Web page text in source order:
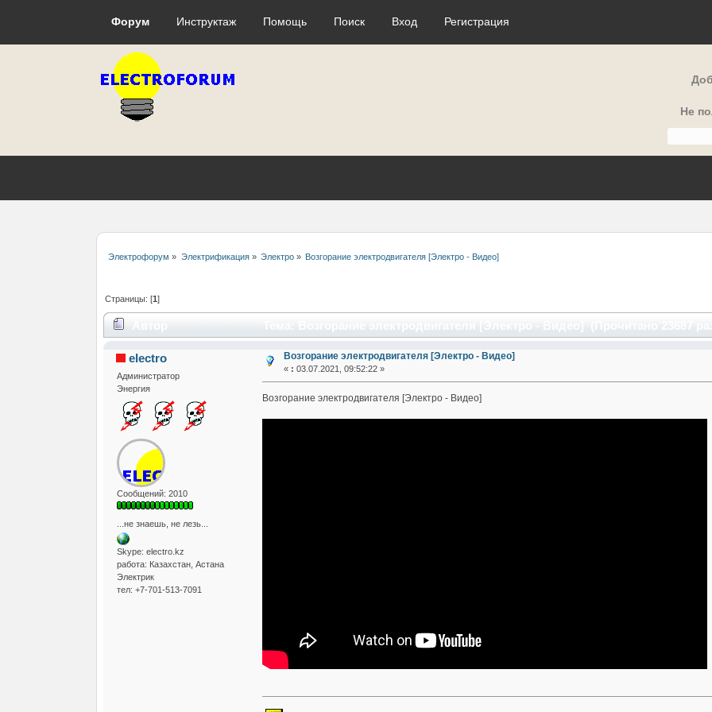
Форум Инструктаж Помощь Поиск Вход Регистрация
Не
Электрофорум » Электрификация» Электро» Возгорание электродвигателя [Электро - Видео]
Страницы: [1]
electro
Администратор
Энергия
Сообщений: 2010
...не знаешь, не лезь...
Skype: electro.kz
работа: Казахстан, Астана
Электрик
тел: +7-701-513-7091
Возгорание электродвигателя [Электро - Видео]
« : 03.07.2021, 09:52:22 »
Возгорание электродвигателя [Электро - Видео]